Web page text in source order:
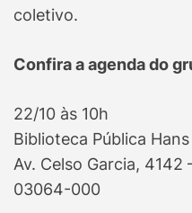
coletivo.
Confira a agenda do
22/10 às 10h
Biblioteca Pública
Av. Celso Garcia, 4142
03064-000